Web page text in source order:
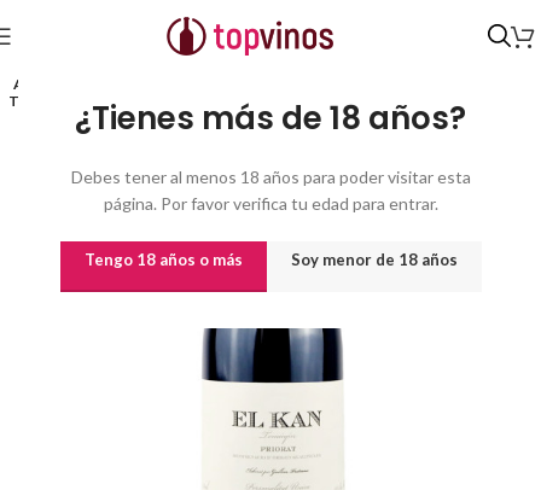
¿Tienes más de 18 años?
Debes tener al menos 18 años para poder visitar esta
página. Por favor verifica tu edad para entrar.
Tengo 18 años o más Soy menor de 18 años
Inicio Vinos por origen/CATALUÑA/D.O.Q. Priorat
AGO
TADO